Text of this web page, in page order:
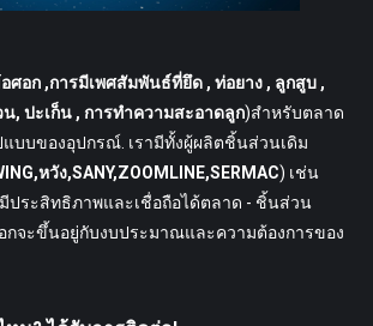
ศอก ,การมีเพศสัมพันธ์ที่ยึด , ท่อยาง , ลูกสูบ ,
, ปะเก็น , การทำความสะอาดลูก)สำหรับตลาด
บบของอุปกรณ์. เรามีทั้งผู้ผลิตชิ้นส่วนเดิม
หวัง,SANY,ZOOMLINE,SERMAC) เช่น
ระสิทธิภาพและเชื่อถือได้ตลาด - ชิ้นส่วน
จะขึ้นอยู่กับงบประมาณและความต้องการของ